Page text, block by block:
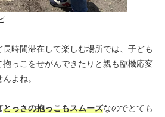
時間滞在して楽しむ場所では、子ども
っこをせがんできたりと親も臨機応変
よね。
とっさの抱っこもスムーズなのでとても